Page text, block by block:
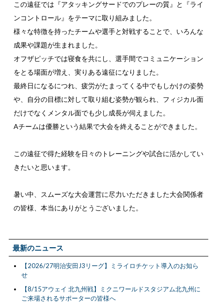
この遠征では『アタッキングサードでのプレーの質』と『ライ
ンコントロール』をテーマに取り組みました。
様々な特徴を持ったチームや選手と対戦することで、いろんな
成果や課題が生まれました。
オフザピッチでは寝食を共にし、選手間でコミュニケーション
をとる場面が増え、実りある遠征になりました。
最終日になるにつれ、疲労がたまってくる中でもしかけの姿勢
や、自分の目標に対して取り組む姿勢が観られ、フィジカル面
だけでなくメンタル面でも少し成長が伺えました。
Aチームは優勝という結果で大会を終えることができました。
この遠征で得た経験を日々のトレーニングや試合に活かしてい
きたいと思います。
暑い中、スムーズな大会運営に尽力いただきました大会関係者
の皆様、本当にありがとうございました。
最新のニュース
【2026/27明治安田J3リーグ】ミライロチケット導入のお知ら
せ
【8/15アウェイ 北九州戦】ミクニワールドスタジアム北九州に
ご来場されるサポーターの皆様へ